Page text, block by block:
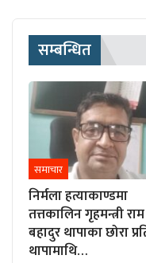
सम्बन्धित
समाचार
निर्मला हत्याकाण्डमा
तत्तकालिन गृहमन्त्री राम
बहादुर थापाका छोरा
थापामाथि…